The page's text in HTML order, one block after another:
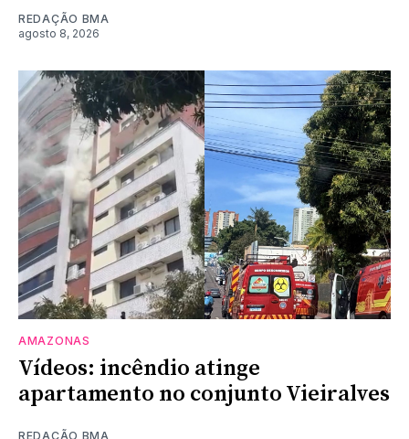
REDAÇÃO BMA
agosto 8, 2026
AMAZONAS
Vídeos: incêndio atinge
apartamento no conjunto Vieiralves
REDAÇÃO BMA